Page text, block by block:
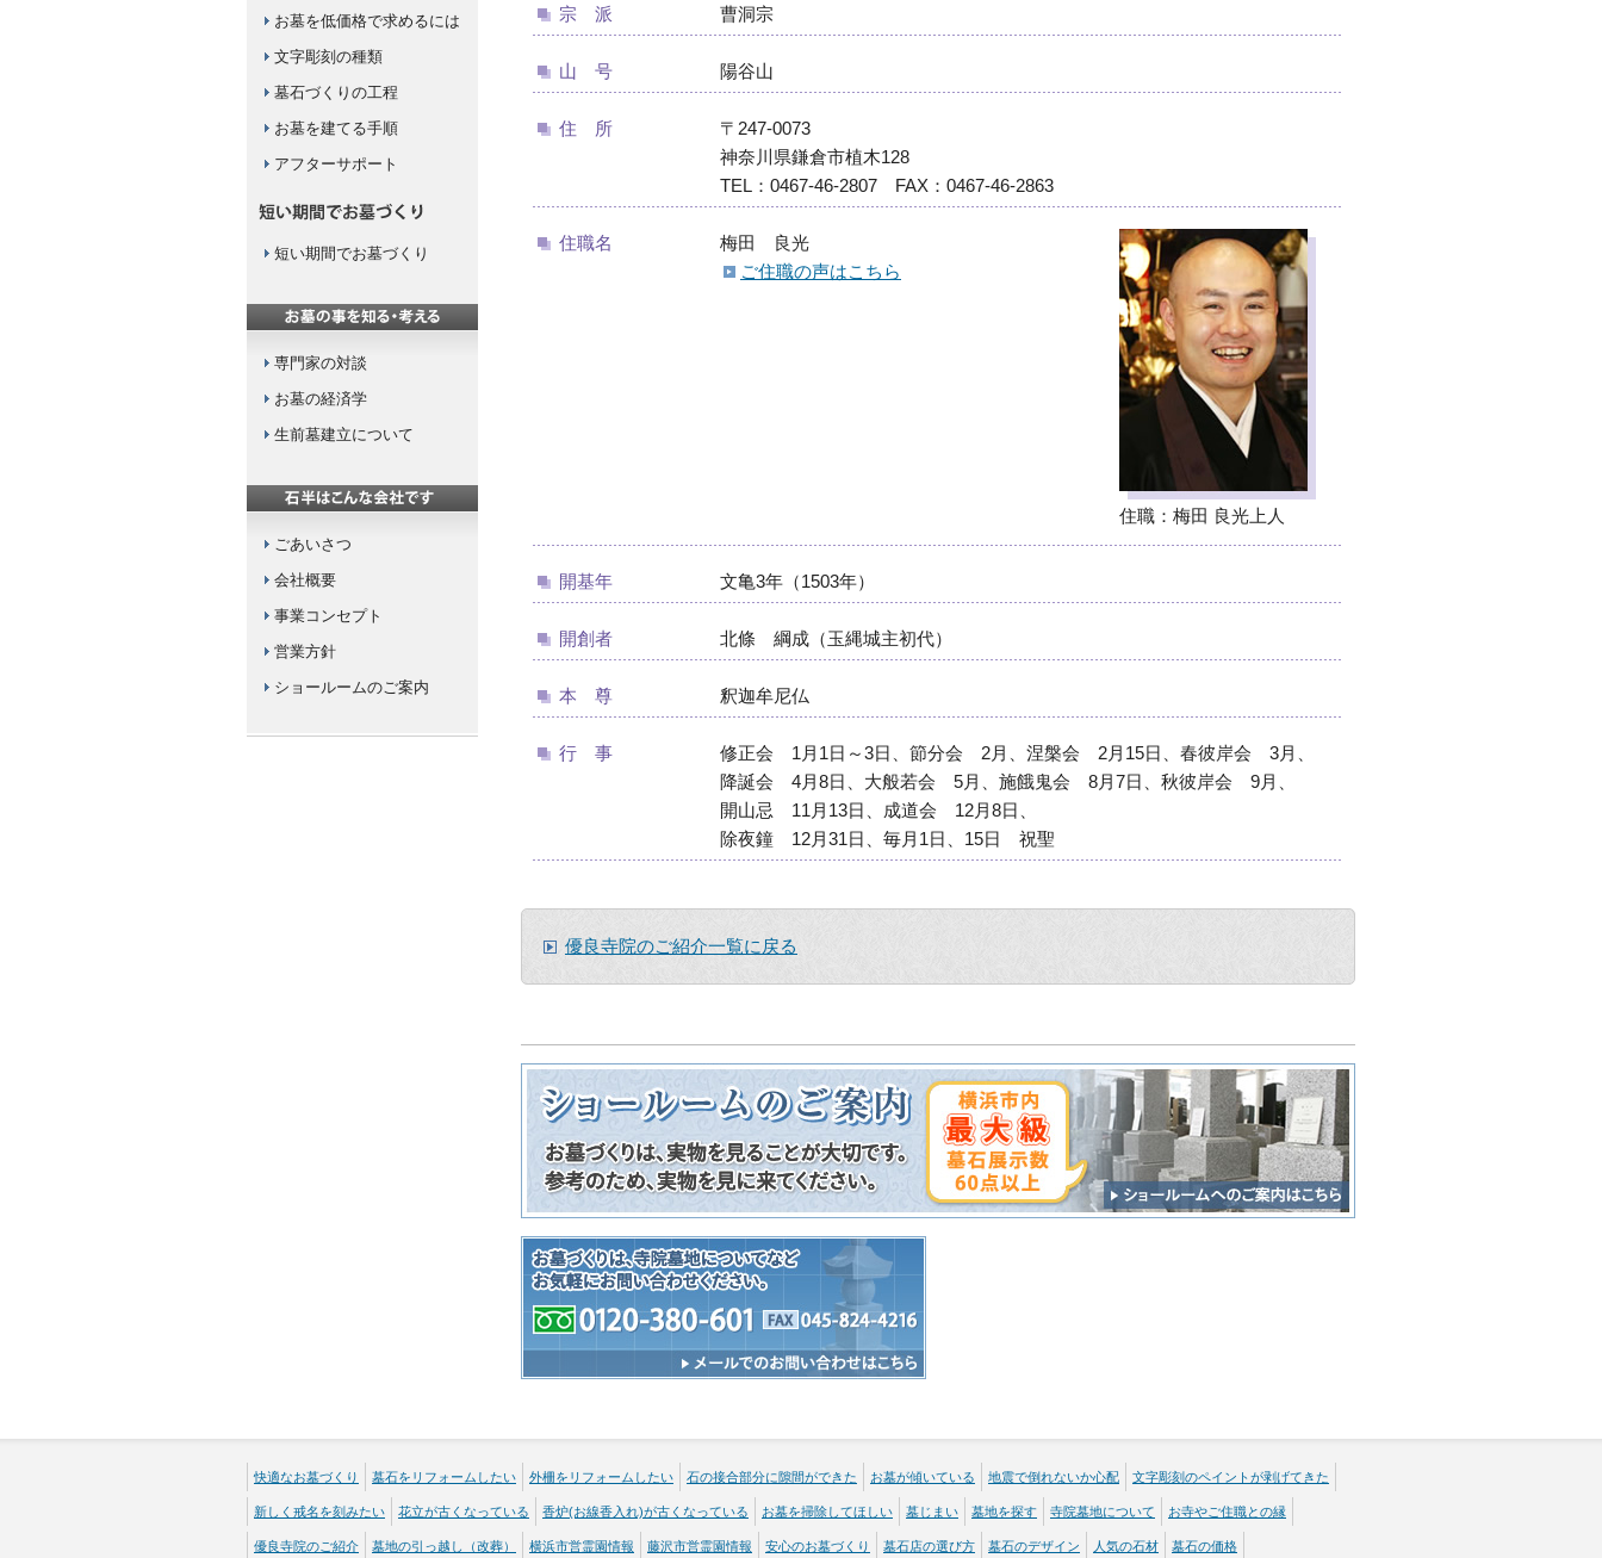
お墓を低価格で求めるには
文字彫刻の種類
墓石づくりの工程
お墓を建てる手順
アフターサポート
短い期間でお墓づくり
専門家の対談
お墓の経済学
生前墓建立について
ごあいさつ
会社概要
事業コンセプト
営業方針
ショールームのご案内
宗 派 曹洞宗
山 号 陽谷山
住 所
〒247-0073
神奈川県鎌倉市植木128
TEL：0467-46-2807 FAX：0467-46-2863
住職名
住職：梅田 良光上人
梅田 良光
ご住職の声はこちら
開基年 文亀3年（1503年）
開創者 北條 綱成（玉縄城主初代）
本 尊 釈迦牟尼仏
行 事
修正会 1月1日～3日、節分会 2月、涅槃会 2月15日、春彼岸会 3月、
降誕会 4月8日、大般若会 5月、施餓鬼会 8月7日、秋彼岸会 9月、
開山忌 11月13日、成道会 12月8日、
除夜鐘 12月31日、毎月1日、15日 祝聖
優良寺院のご紹介一覧に戻る
快適なお墓づくり 墓石をリフォームしたい 外柵をリフォームしたい 石の接合部分に隙間ができた お墓が傾いている 地震で倒れないか心配 文字彫刻のペイントが剥げてきた
新しく戒名を刻みたい 花立が古くなっている 香炉(お線香入れ)が古くなっている お墓を掃除してほしい 墓じまい 墓地を探す 寺院墓地について お寺やご住職との縁
優良寺院のご紹介 墓地の引っ越し（改葬） 横浜市営霊園情報 藤沢市営霊園情報 安心のお墓づくり 墓石店の選び方 墓石のデザイン 人気の石材 墓石の価格